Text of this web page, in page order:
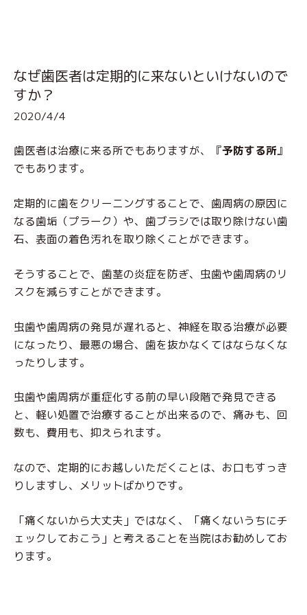
なぜ歯医者は定期的に来ないといけないので
すか？
2020/4/4
歯医者は治療に来る所でもありますが、『予防する所』
でもあります。
定期的に歯をクリーニングすることで、歯周病の原因に
なる歯垢（プラーク）や、歯ブラシでは取り除けない歯
石、表面の着色汚れを取り除くことができます。
そうすることで、歯茎の炎症を防ぎ、虫歯や歯周病のリ
スクを減らすことができます。
虫歯や歯周病の発見が遅れると、神経を取る治療が必要
になったり、最悪の場合、歯を抜かなくてはならなくな
ったりします。
虫歯や歯周病が重症化する前の早い段階で発見できる
と、軽い処置で治療することが出来るので、痛みも、回
数も、費用も、抑えられます。
なので、定期的にお越しいただくことは、お口もすっき
りしますし、メリットばかりです。
「痛くないから大丈夫」ではなく、「痛くないうちにチ
ェックしておこう」と考えることを当院はお勧めしてお
ります。